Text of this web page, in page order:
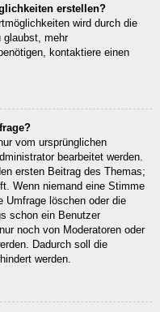
erstellen?
wird durch die
glaubst, mehr
kontaktiere einen
vom ursprünglichen
bearbeitet werden.
ersten Beitrag des Themas;
Wenn niemand eine Stimme
Umfrage löschen oder die
schon ein Benutzer
noch von Moderatoren oder
Dadurch soll die
werden.